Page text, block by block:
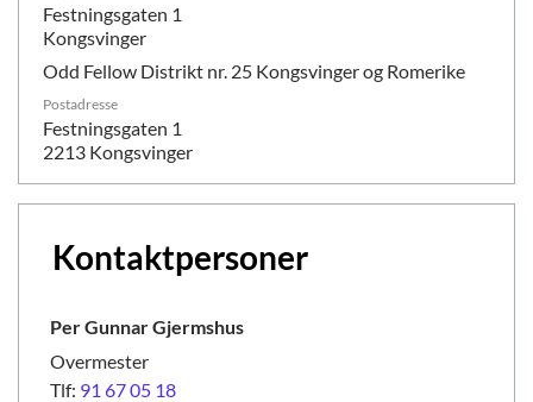
Festningsgaten 1
Kongsvinger
Odd Fellow Distrikt nr. 25 Kongsvinger og Romerike
Postadresse
Festningsgaten 1
2213 Kongsvinger
Kontaktpersoner
Per GunnarGjermshus
Overmester
Tlf: 91 67 05 18